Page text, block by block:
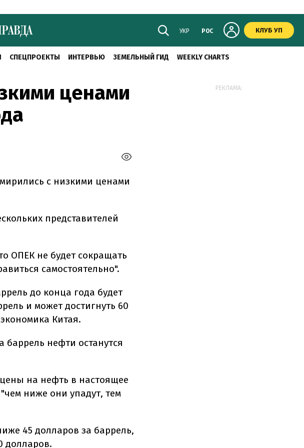
УКР РОС КЛУБ УП
СПЕЦПРОЕКТЫ ИНТЕРВЬЮ ЗЕМЕЛЬНЫЙ ГИД WEEKLY CHARTS
ценами
с низкими ценами
представителей
ОПЕК не будет сокращать
самостоятельно".
до конца года будет
и может достигнуть 60
Китая.
баррель нефти останутся
цены на нефть в настоящее
ниже они упадут, тем
45 долларов за баррель,
долларов.
РЕКЛАМА: